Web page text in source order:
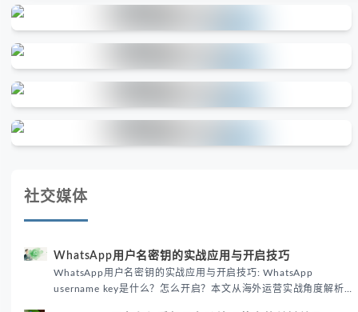
社交媒体
WhatsApp用户名密钥的实战应用与开启技巧
WhatsApp用户名密钥的实战应用与开启技巧: WhatsApp
username key是什么？怎么开启？本文从海外运营实战角度解析